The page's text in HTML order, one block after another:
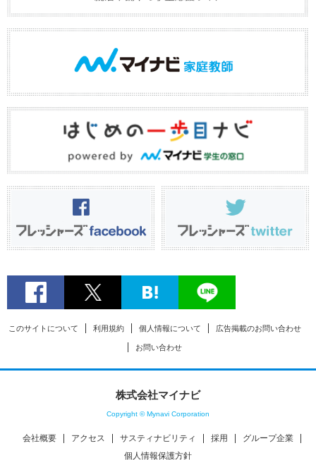
このサイトについて 利用規約 個人情報について 広告掲載のお問い合わせ
お問い合わせ
株式会社マイナビ
Copyright © Mynavi Corporation
会社概要 アクセス サスティナビリティ 採用
グループ企業
個人情報保護方針